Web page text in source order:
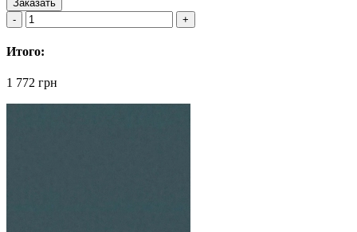
Заказать
Итого:
1 772 грн